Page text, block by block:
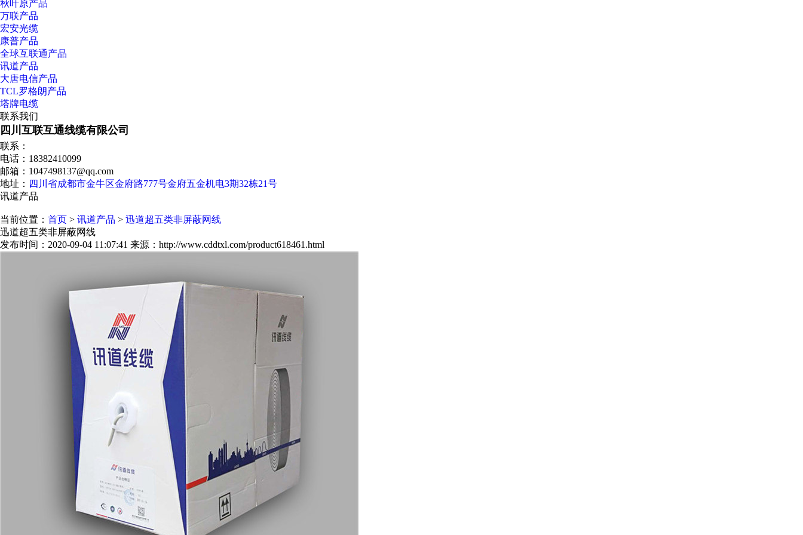
秋叶原产品
万联产品
宏安光缆
康普产品
全球互联通产品
讯道产品
大唐电信产品
TCL罗格朗产品
塔牌电缆
联系我们
四川互联互通线缆有限公司
联系：
电话：18382410099
邮箱：1047498137@qq.com
地址： 四川省成都市金牛区金府路777号金府五金机电3期32栋21号
讯道产品
当前位置： 首页 > 讯道产品 > 迅道超五类非屏蔽网线
迅道超五类非屏蔽网线
发布时间：2020-09-04 11:07:41 来源：http://www.cddtxl.com/product618461.html